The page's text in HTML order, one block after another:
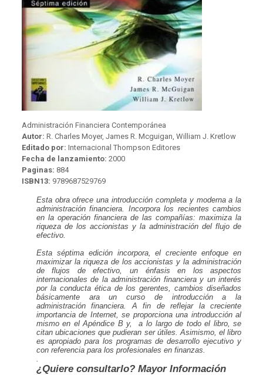
Administración Financiera Contemporánea
Autor: R. Charles Moyer, James R. Mcguigan, William J. Kretlow
Editado por: Internacional Thompson Editores
Fecha de lanzamiento: 2000
Paginas: 884
ISBN13: 9789687529769
Esta obra ofrece una introducción completa y moderna a la
administración financiera. Incorpora los recientes cambios
en la operación financiera de las compañías: maximiza la
riqueza de los accionistas y la administración del flujo de
efectivo.
Esta séptima edición incorpora, el creciente enfoque en
maximizar la riqueza de los accionistas y la administración
de flujos de efectivo, un énfasis en los aspectos
internacionales de la administración financiera y un interés
por la conducta ética de los gerentes, cambios diseñados
básicamente ara un curso de introducción a la
administración financiera. A fin de reflejar la creciente
importancia de Internet, se proporciona una introducción al
mismo en el Apéndice B y, a lo largo de todo el libro, se
citan ubicaciones que pudieran ser útiles. Asimismo, el libro
es apropiado para los programas de desarrollo ejecutivo y
con referencia para los profesionales en finanzas.
.
¿Quiere consultarlo? Mayor Información